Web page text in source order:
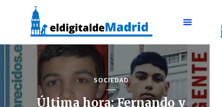
SOCIEDAD
Última hora: Fernando y